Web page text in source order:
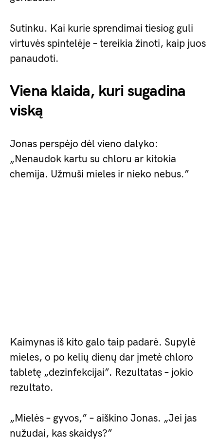
Sutinku. Kai kurie sprendimai tiesiog guli
virtuvės spintelėje – tereikia žinoti, kaip juos
panaudoti.
Viena klaida, kuri sugadina
viską
Jonas perspėjo dėl vieno dalyko:
„Nenaudok kartu su chloru ar kitokia
chemija. Užmuši mieles ir nieko nebus.”
Kaimynas iš kito galo taip padarė. Supylė
mieles, o po kelių dienų dar įmetė chloro
tabletę „dezinfekcijai”. Rezultatas – jokio
rezultato.
„Mielės – gyvos,” – aiškino Jonas. „Jei jas
nužudai, kas skaidys?”